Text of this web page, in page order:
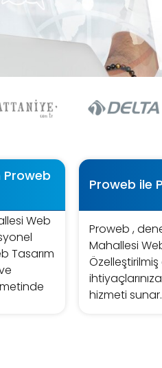
Proweb
Web
Tasarım
Proweb ile
Proweb ,
Mahallesi
Özelleştirilmiş
hizmeti sunar.